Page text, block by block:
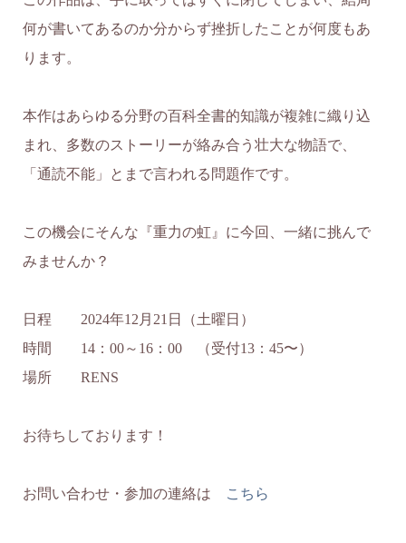
何が書いてあるのか分からず挫折したことが何度もあ
ります。
本作はあらゆる分野の百科全書的知識が複雑に織り込
まれ、多数のストーリーが絡み合う壮大な物語で、
「通読不能」とまで言われる問題作です。
この機会にそんな『重力の虹』に今回、一緒に挑んで
みませんか？
日程 2024年12月21日（土曜日）
時間 14：00～16：00 （受付13：45〜）
場所 RENS
お待ちしております！
お問い合わせ・参加の連絡は こちら